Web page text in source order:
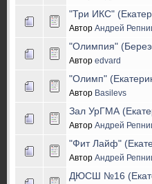
"Три ИКС"
Автор Андрей
"Олимпия"
Автор edvard
"Олимп"
Автор Basilevs
Зал УрГМА
Автор Андрей
"Фит Лайф"
Автор Андрей
ДЮСШ №16